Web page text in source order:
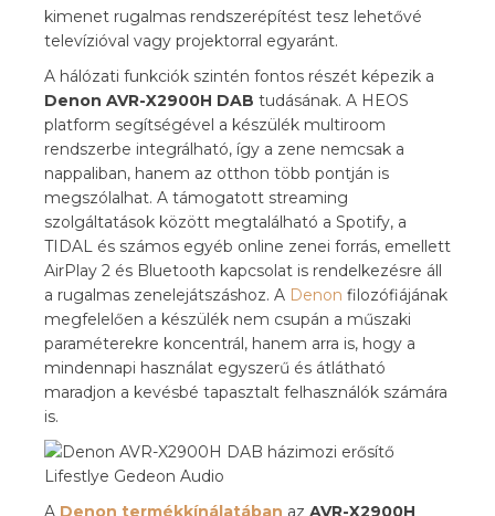
kimenet rugalmas rendszerépítést tesz lehetővé
televízióval vagy projektorral egyaránt.
A hálózati funkciók szintén fontos részét képezik a
Denon AVR-X2900H DAB tudásának. A HEOS
platform segítségével a készülék multiroom
rendszerbe integrálható, így a zene nemcsak a
nappaliban, hanem az otthon több pontján is
megszólalhat. A támogatott streaming
szolgáltatások között megtalálható a Spotify, a
TIDAL és számos egyéb online zenei forrás, emellett
AirPlay 2 és Bluetooth kapcsolat is rendelkezésre áll
a rugalmas zenelejátszáshoz. A Denon filozófiájának
megfelelően a készülék nem csupán a műszaki
paraméterekre koncentrál, hanem arra is, hogy a
mindennapi használat egyszerű és átlátható
maradjon a kevésbé tapasztalt felhasználók számára
is.